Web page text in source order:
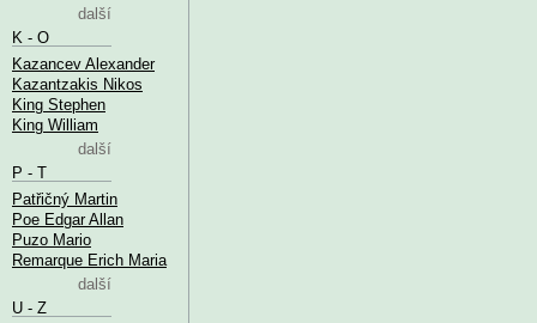
další
K - O
Kazancev Alexander
Kazantzakis Nikos
King Stephen
King William
další
P - T
Patřičný Martin
Poe Edgar Allan
Puzo Mario
Remarque Erich Maria
další
U - Z